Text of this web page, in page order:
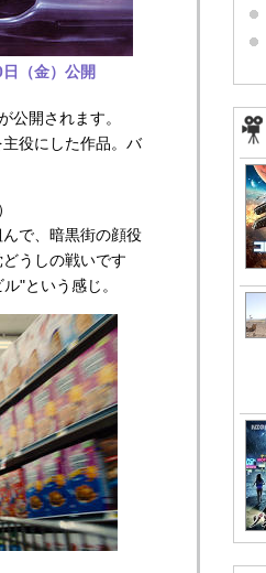
（金）公開
開されます。
役にした作品。バ
で、暗黒街の顔役
うしの戦いです
"という感じ。